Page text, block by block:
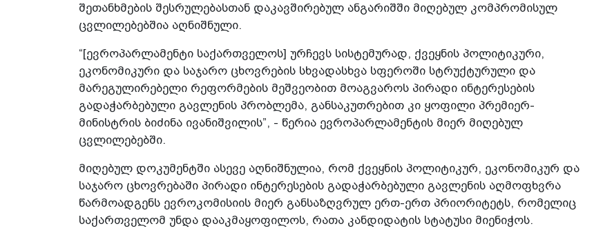
შეთანხმების შესრულებასთან დაკავშირებულ ანგარიშში მიღებულ კომპრომისულ
ცვლილებებშია აღნიშნული.
“[ევროპარლამენტი საქართველოს] ურჩევს სისტემურად, ქვეყნის პოლიტიკური,
ეკონომიკური და საჯარო ცხოვრების სხვადასხვა სფეროში სტრუქტურული და
მარეგულირებელი რეფორმების მეშვეობით მოაგვაროს პირადი ინტერესების
გადაჭარბებული გავლენის პრობლემა, განსაკუთრებით კი ყოფილი პრემიერ-
მინისტრის ბიძინა ივანიშვილის”, - წერია ევროპარლამენტის მიერ მიღებულ
ცვლილებებში.
მიღებულ დოკუმენტში ასევე აღნიშნულია, რომ ქვეყნის პოლიტიკურ, ეკონომიკურ და
საჯარო ცხოვრებაში პირადი ინტერესების გადაჭარბებული გავლენის აღმოფხვრა
წარმოადგენს ევროკომისიის მიერ განსაზღვრულ ერთ-ერთ პრიორიტეტს, რომელიც
საქართველომ უნდა დააკმაყოფილოს, რათა კანდიდატის სტატუსი მიენიჭოს.